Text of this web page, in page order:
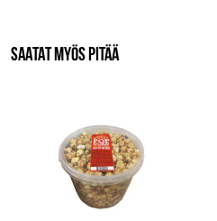
SAATAT MYÖS PITÄÄ